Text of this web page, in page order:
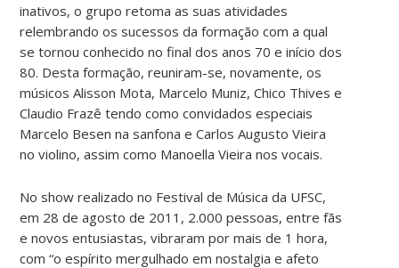
inativos, o grupo retoma as suas atividades
relembrando os sucessos da formação com a qual
se tornou conhecido no final dos anos 70 e início dos
80. Desta formação, reuniram-se, novamente, os
músicos Alisson Mota, Marcelo Muniz, Chico Thives e
Claudio Frazê tendo como convidados especiais
Marcelo Besen na sanfona e Carlos Augusto Vieira
no violino, assim como Manoella Vieira nos vocais.
No show realizado no Festival de Música da UFSC,
em 28 de agosto de 2011, 2.000 pessoas, entre fãs
e novos entusiastas, vibraram por mais de 1 hora,
com “o espírito mergulhado em nostalgia e afeto